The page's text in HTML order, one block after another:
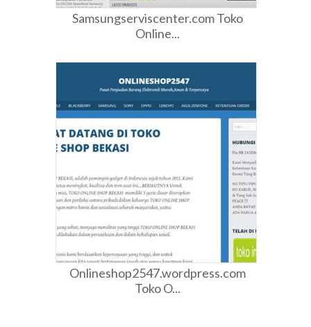
Samsungserviscenter.com Toko
Online...
Onlineshop2547.wordpress.com
Toko O...